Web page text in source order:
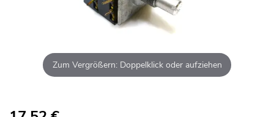
Zum Vergrößern: Doppelklick oder aufziehen